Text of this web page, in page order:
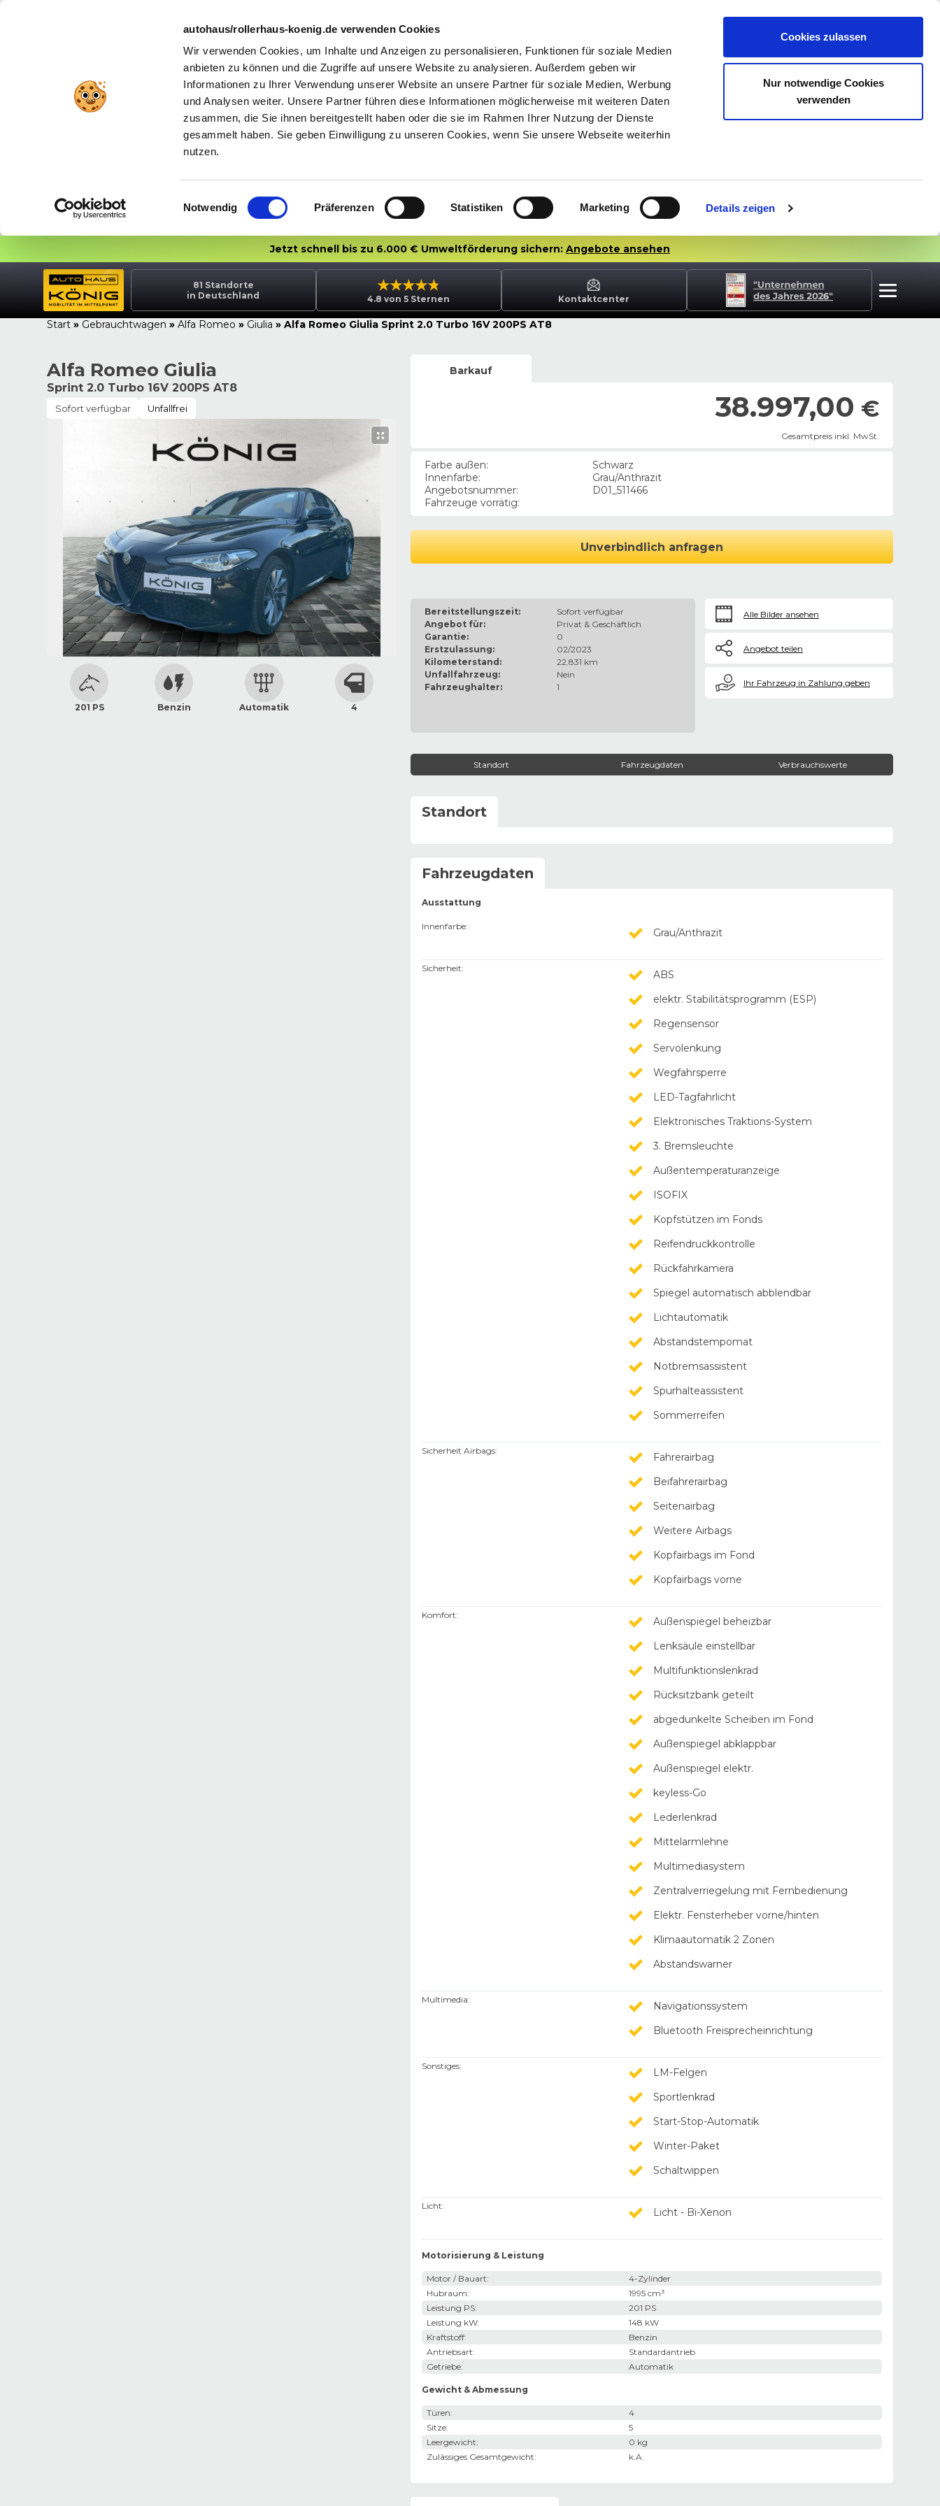
autohaus/rollerhaus-koenig.de verwenden Cookies
Wir verwenden Cookies, um Inhalte und Anzeigen zu personalisieren, Funktionen für soziale Medien
anbieten zu können und die Zugriffe auf unsere Website zu analysieren. Außerdem geben wir
Informationen zu Ihrer Verwendung unserer Website an unsere Partner für soziale Medien, Werbung
und Analysen weiter. Unsere Partner führen diese Informationen möglicherweise mit weiteren Daten
zusammen, die Sie ihnen bereitgestellt haben oder die sie im Rahmen Ihrer Nutzung der Dienste
gesammelt haben. Sie geben Einwilligung zu unseren Cookies, wenn Sie unsere Webseite weiterhin
nutzen.
Einwilligungsauswahl
Notwendig Präferenzen Statistiken Marketing Details zeigen
Cookies zulassen
Nur notwendige Cookies
verwenden
Jetzt schnell bis zu 6.000 € Umweltförderung sichern: Angebote ansehen
81 Standorte
in Deutschland
4.8 von 5 Sternen Kontaktcenter
Start » Gebrauchtwagen » Alfa Romeo » Giulia » Alfa Romeo Giulia Sprint 2.0 Turbo 16V 200PS AT8
Alfa Romeo Giulia
Sprint 2.0 Turbo 16V 200PS AT8
Sofort verfügbar Unfallfrei
201 PS Benzin Automatik 4
Barkauf
38.997,00 €
Gesamtpreis inkl. MwSt.
Farbe außen:
Schwarz
Innenfarbe:
Grau/Anthrazit
Angebotsnummer:
D01_511466
Fahrzeuge vorrätig:
Unverbindlich anfragen
Bereitstellungszeit:
Sofort verfügbar
Angebot für:
Privat & Geschäftlich
Garantie:
0
Erstzulassung:
02/2023
Kilometerstand:
22.831 km
Unfallfahrzeug:
Nein
Fahrzeughalter:
1
Alle Bilder ansehen
Angebot teilen
€ Ihr Fahrzeug in Zahlung geben
Standort Fahrzeugdaten Verbrauchswerte
Standort
Fahrzeugdaten
Ausstattung
Innenfarbe:
Grau/Anthrazit
Sicherheit:
ABS
elektr. Stabilitätsprogramm (ESP)
Regensensor
Servolenkung
Wegfahrsperre
LED-Tagfahrlicht
Elektronisches Traktions-System
3. Bremsleuchte
Außentemperaturanzeige
ISOFIX
Kopfstützen im Fonds
Reifendruckkontrolle
Rückfahrkamera
Spiegel automatisch abblendbar
Lichtautomatik
Abstandstempomat
Notbremsassistent
Spurhalteassistent
Sommerreifen
Sicherheit Airbags:
Fahrerairbag
Beifahrerairbag
Seitenairbag
Weitere Airbags
Kopfairbags im Fond
Kopfairbags vorne
Komfort:
Außenspiegel beheizbar
Lenksäule einstellbar
Multifunktionslenkrad
Rücksitzbank geteilt
abgedunkelte Scheiben im Fond
Außenspiegel abklappbar
Außenspiegel elektr.
keyless-Go
Lederlenkrad
Mittelarmlehne
Multimediasystem
Zentralverriegelung mit Fernbedienung
Elektr. Fensterheber vorne/hinten
Klimaautomatik 2 Zonen
Abstandswarner
Multimedia:
Navigationssystem
Bluetooth Freisprecheinrichtung
Sonstiges:
LM-Felgen
Sportlenkrad
Start-Stop-Automatik
Winter-Paket
Schaltwippen
Licht:
Licht - Bi-Xenon
Motorisierung & Leistung
Motor / Bauart:
4-Zylinder
Hubraum:
1995 cm³
Leistung PS:
201 PS
Leistung kW:
148 kW
Kraftstoff:
Benzin
Antriebsart:
Standardantrieb
Getriebe: Automatik
Gewicht & Abmessung
Türen:
4
Sitze:
5
Leergewicht:
0 kg
Zulässiges Gesamtgewicht: k.A.